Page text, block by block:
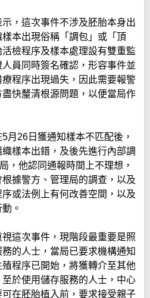
，這次事件不涉及胚胎本身出
本出現俗稱「調包」或「頂
檢程序及樣本處理設有雙重監
員同時簽名確認，形容事件並
程序出現過失，因此需要報警
快釐清根源問題，以便當局作
月26日獲通知樣本不匹配後，
樣本出錯，及後先進行內部調
，他認同通報時間上不理想，
據警方、管理局的調查，以及
或法例上有何改善空間，以及
。
這次事件，現階段最重要是照
的人士，當局已要求機構通知
程序已開始，將獲轉介至其他
於使用儲存服務的人士，中心
在胚胎植入前，要求接受親子